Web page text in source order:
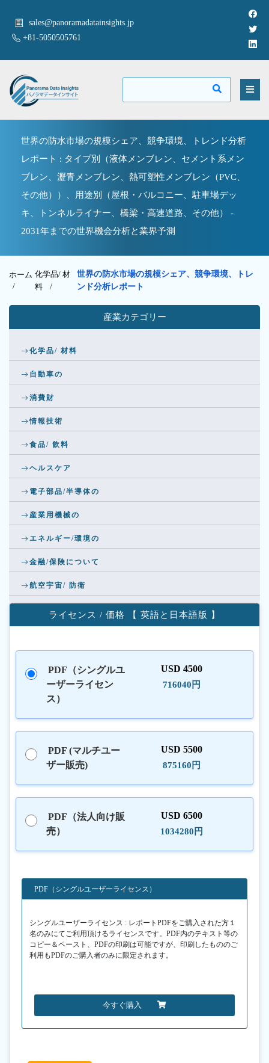
sales@panoramadatainsights.jp
+81-5050505761
世界の防水市場の規模シェア、競争環境、トレンド分析
レポート : タイプ別（液体メンブレン、セメント系メン
ブレン、瀝青メンブレン、熱可塑性メンブレン（PVC、
その他））、用途別（屋根・バルコニー、駐車場デッ
キ、トンネルライナー、橋梁・高速道路、その他） -
2031年までの世界機会分析と業界予測
ホーム
/
化学品/ 材
料/
世界の防水市場の規模シェア、競争環境、トレ
ンド分析レポート
産業カテゴリー
化学品/ 材料
自動車の
消費財
情報技術
食品/ 飲料
ヘルスケア
電子部品/半導体の
産業用機械の
エネルギー/環境の
金融/保険について
航空宇宙/ 防衛
ライセンス / 価格 【 英語と日本語版 】
PDF（シングルユ
ーザーライセン
ス）
USD 4500
716040円
PDF (マルチユー
ザー販売)
USD 5500
875160円
PDF（法人向け販
売）
USD 6500
1034280円
PDF（シングルユーザーライセンス）
シングルユーザーライセンス : レポートPDFをご購入された方１
名のみにてご利用頂けるライセンスです。PDF内のテキスト等の
コピー＆ペースト、PDFの印刷は可能ですが、印刷したもののご
利用もPDFのご購入者のみに限定されます。
今すぐ購入